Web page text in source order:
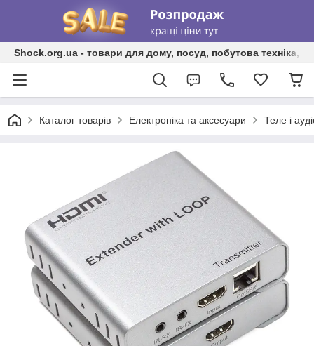
Shock.org.ua - товари для дому, посуд, побутова техніка,
Каталог товарів Електроніка та аксесуари Теле і